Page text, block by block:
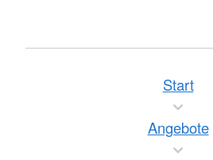
Start
Angebote